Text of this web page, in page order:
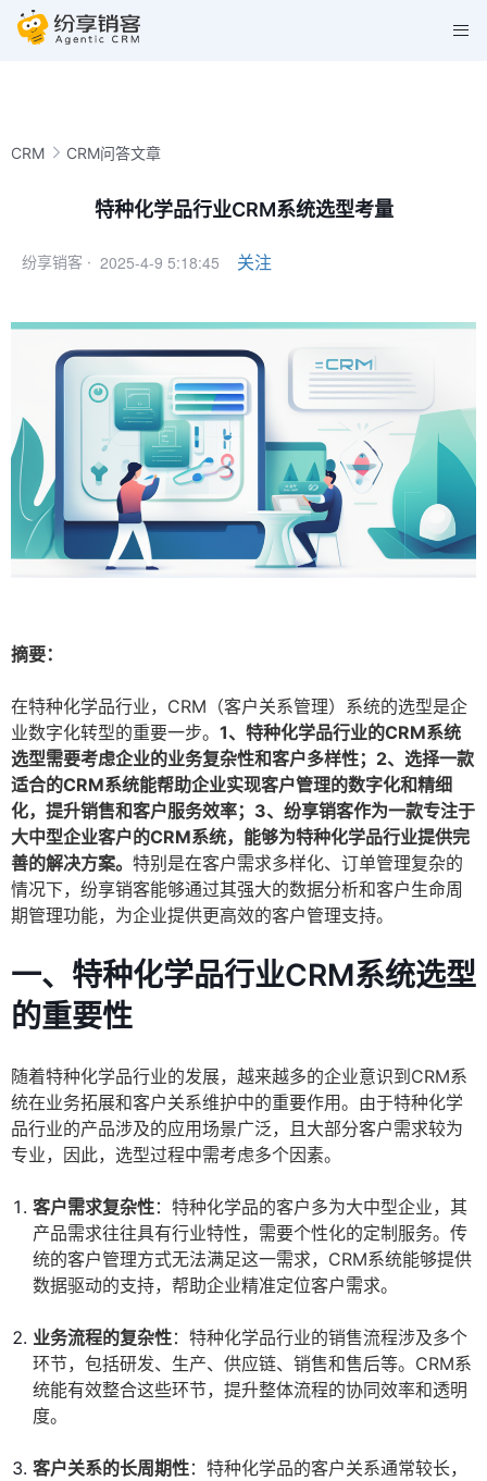
CRM CRM问答文章
特种化学品行业CRM系统选型考量
纷享销客 · 2025-4-9 5:18:45 关注
摘要：
在特种化学品行业，CRM（客户关系管理）系统的选型是企
业数字化转型的重要一步。 1、特种化学品行业的CRM系统
选型需要考虑企业的业务复杂性和客户多样性；2、选择一款
适合的CRM系统能帮助企业实现客户管理的数字化和精细
化，提升销售和客户服务效率；3、纷享销客作为一款专注于
大中型企业客户的CRM系统，能够为特种化学品行业提供完
善的解决方案。 特别是在客户需求多样化、订单管理复杂的
情况下，纷享销客能够通过其强大的数据分析和客户生命周
期管理功能，为企业提供更高效的客户管理支持。
一、特种化学品行业CRM系统选型
的重要性
随着特种化学品行业的发展，越来越多的企业意识到CRM系
统在业务拓展和客户关系维护中的重要作用。由于特种化学
品行业的产品涉及的应用场景广泛，且大部分客户需求较为
专业，因此，选型过程中需考虑多个因素。
客户需求复杂性：特种化学品的客户多为大中型企业，其
产品需求往往具有行业特性，需要个性化的定制服务。传
统的客户管理方式无法满足这一需求，CRM系统能够提供
数据驱动的支持，帮助企业精准定位客户需求。
业务流程的复杂性：特种化学品行业的销售流程涉及多个
环节，包括研发、生产、供应链、销售和售后等。CRM系
统能有效整合这些环节，提升整体流程的协同效率和透明
度。
客户关系的长周期性：特种化学品的客户关系通常较长，